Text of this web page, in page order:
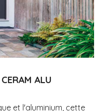
ALU
et l'aluminium, cette